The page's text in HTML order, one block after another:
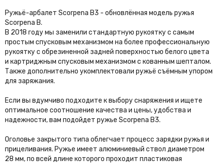
Ружьё-арбалет Scorpena В3 - обновлённая модель ружья
Scorpena В.
В 2018 году мы заменили стандартную рукоятку с самым
простым спусковым механизмом на более профессиональную
рукоятку с обрезиненной задней поверхностью белого цвета
и картриджным спусковым механизмом с кованным шепталом.
Также дополнительно укомплектовали ружьё съёмным упором
для заряжания.
Если вы вдумчиво подходите к выбору снаряжения и ищете
оптимальное соотношение качества и цены, удобства и
надежности, вам подойдет ружье Scorpena B3.
Оголовье закрытого типа облегчает процесс зарядки ружья и
прицеливания. Ружье имеет алюминиевый ствол диаметром
28 мм, по всей длине которого проходит пластиковая